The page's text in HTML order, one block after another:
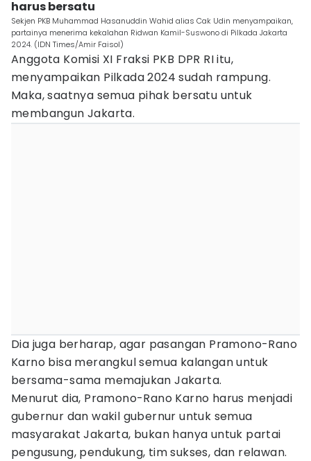
harus bersatu
Sekjen PKB Muhammad Hasanuddin Wahid alias Cak Udin menyampaikan,
partainya menerima kekalahan Ridwan Kamil-Suswono di Pilkada Jakarta
2024. (IDN Times/Amir Faisol)
Anggota Komisi XI Fraksi PKB DPR RI itu,
menyampaikan Pilkada 2024 sudah rampung.
Maka, saatnya semua pihak bersatu untuk
membangun Jakarta.
Dia juga berharap, agar pasangan Pramono-Rano
Karno bisa merangkul semua kalangan untuk
bersama-sama memajukan Jakarta.
Menurut dia, Pramono-Rano Karno harus menjadi
gubernur dan wakil gubernur untuk semua
masyarakat Jakarta, bukan hanya untuk partai
pengusung, pendukung, tim sukses, dan relawan.